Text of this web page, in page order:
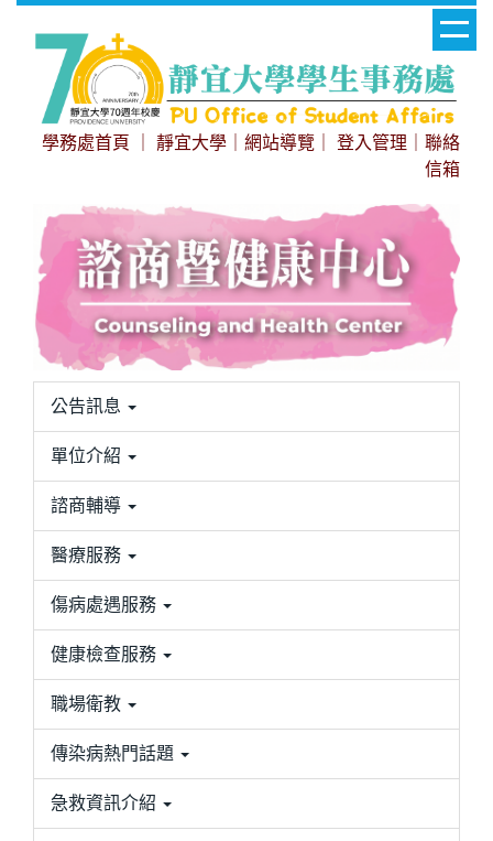
學務處首頁 靜宜大學 網站導覽 登入管理
聯絡
信箱
公告訊息
單位介紹
諮商輔導
醫療服務
傷病處遇服務
健康檢查服務
職場衛教
傳染病熱門話題
急救資訊介紹